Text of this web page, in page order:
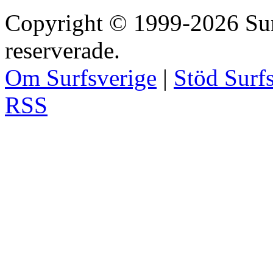
Copyright © 1999-2026
reserverade.
Om Surfsverige | Stöd
RSS